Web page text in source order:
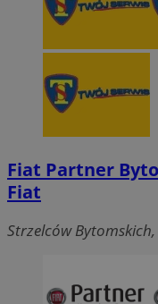
Fiat Partner
Fiat
Strzelców